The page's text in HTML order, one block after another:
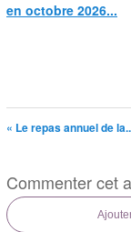
en octobre 2026...
« Le repas annuel de
Commenter cet